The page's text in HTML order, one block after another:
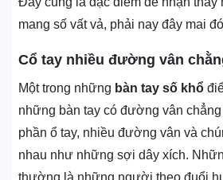
mang số vất vả, phải nay đây mai
Cổ tay nhiều đường vân
Một trong những bàn tay số khổ
những bàn tay có đường vân
phần ổ tay, nhiều đường vân và
nhau như những sợi dây xích.
thường là những người theo đuổi